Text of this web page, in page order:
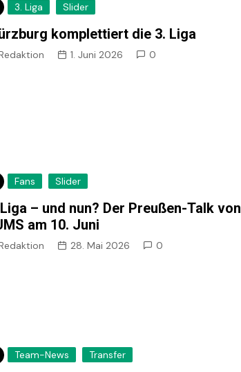
3. Liga Slider
komplettiert die 3. Liga
1. Juni 2026 0
Fans Slider
– und nun? Der Preußen-Talk von
am 10. Juni
28. Mai 2026 0
Team-News Transfer